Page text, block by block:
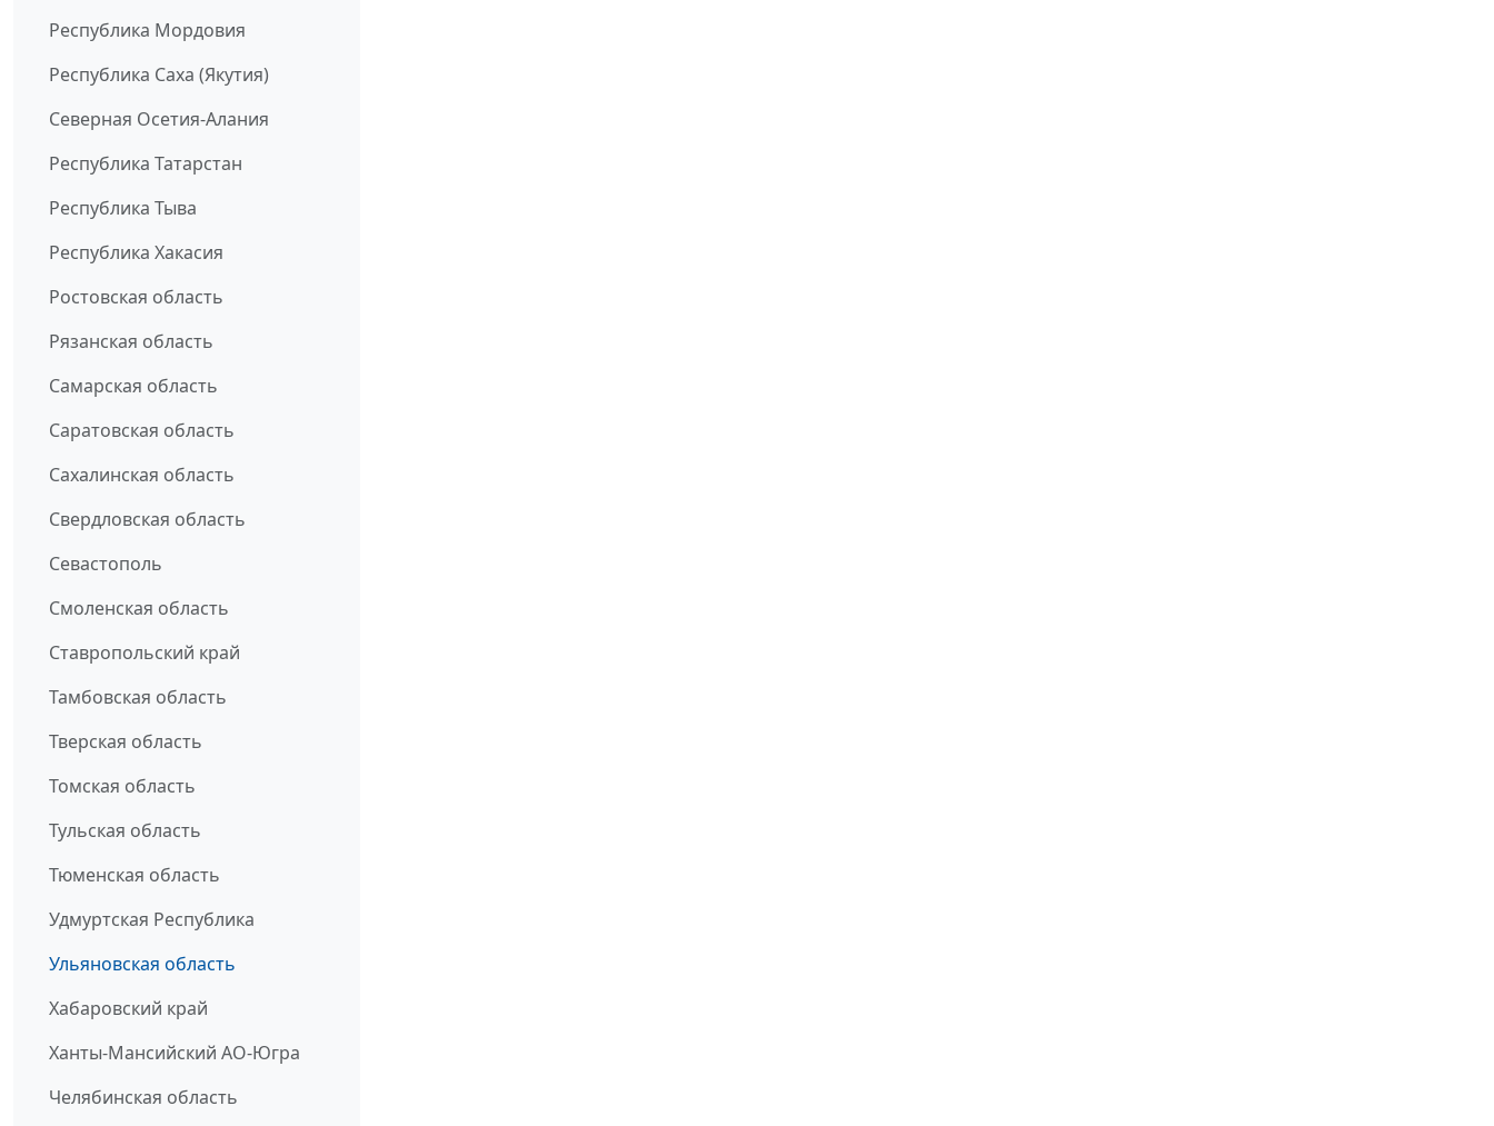
Республика Мордовия
Республика Саха (Якутия)
Северная Осетия-Алания
Республика Татарстан
Республика Тыва
Республика Хакасия
Ростовская область
Рязанская область
Самарская область
Саратовская область
Сахалинская область
Свердловская область
Севастополь
Смоленская область
Ставропольский край
Тамбовская область
Тверская область
Томская область
Тульская область
Тюменская область
Удмуртская Республика
Ульяновская область
Хабаровский край
Ханты-Мансийский АО-Югра
Челябинская область